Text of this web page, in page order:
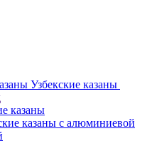
Узбекские казаны
казаны